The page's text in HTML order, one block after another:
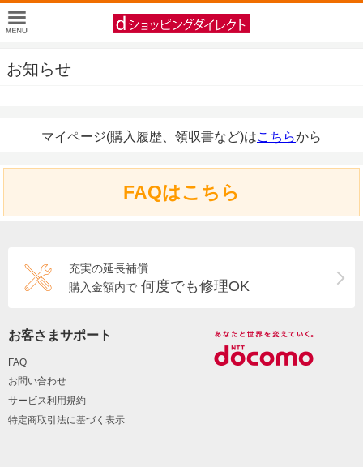
お知らせ
マイページ(購入履歴、領収書など)はこちらから
FAQはこちら
充実の延長補償
購入金額内で 何度でも修理OK
お客さまサポート
FAQ
お問い合わせ
サービス利用規約
特定商取引法に基づく表示